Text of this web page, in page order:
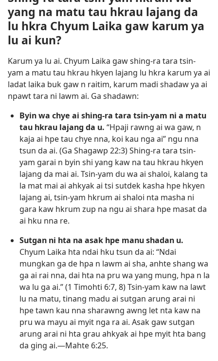
yang na matu tau hkrau lajang da
lu hkra Chyum Laika gaw karum ya
lu ai kun?
Karum ya lu ai. Chyum Laika gaw shing-ra tara tsin-
yam a matu tau hkrau hkyen lajang lu hkra karum ya ai
ladat laika buk gaw n raitim, karum madi shadaw ya ai
npawt tara ni lawm ai. Ga shadawn:
Byin wa chye ai shing-ra tara tsin-yam ni a matu
tau hkrau lajang da u. “Hpaji rawng ai wa gaw, n
kaja ai hpe tau chye nna, koi kau nga ai” ngu nna
tsun da ai. (Ga Shagawp 22:3) Shing-ra tara tsin-
yam garai n byin shi yang kaw na tau hkrau hkyen
lajang da mai ai. Tsin-yam du wa ai shaloi, kalang ta
la mat mai ai ahkyak ai tsi sutdek kasha hpe hkyen
lajang ai, tsin-yam hkrum ai shaloi nta masha ni
gara kaw hkrum zup na ngu ai shara hpe masat da
ai hku nna re.
Sutgan ni hta na asak hpe manu shadan u.
Chyum Laika hta ndai hku tsun da ai: “Ndai
mungkan ga de hpa n lawm ai sha, anhte shang wa
ga ai rai nna, dai hta na pru wa yang mung, hpa n la
wa lu ga ai.” (1 Timohti 6:​7, 8) Tsin-yam kaw na lawt
lu na matu, tinang madu ai sutgan arung arai ni
hpe tawn kau nna sharawng awng let nta kaw na
pru wa mayu ai myit nga ra ai. Asak gaw sutgan
arung arai ni hta grau ahkyak ai hpe myit hta bang
da ging ai.​—Mahte 6:​25.